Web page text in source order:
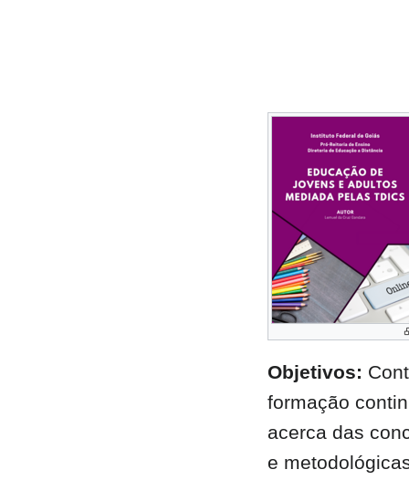
Objetivos:
formação
acerca das
e